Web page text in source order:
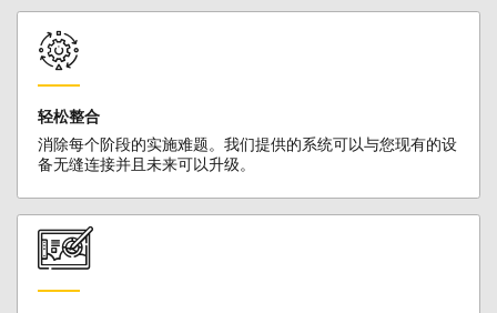
轻松整合
消除每个阶段的实施难题。我们提供的系统可以与您现有的设
备无缝连接并且未来可以升级。